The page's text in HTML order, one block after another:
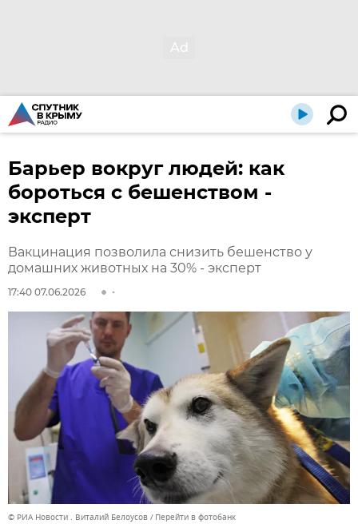
Барьер вокруг людей: как
бороться с бешенством -
эксперт
Вакцинация позволила снизить бешенство у
домашних животных на 30% - эксперт
17:40 07.06.2026
© РИА Новости . Виталий Белоусов Перейти в фотобанк